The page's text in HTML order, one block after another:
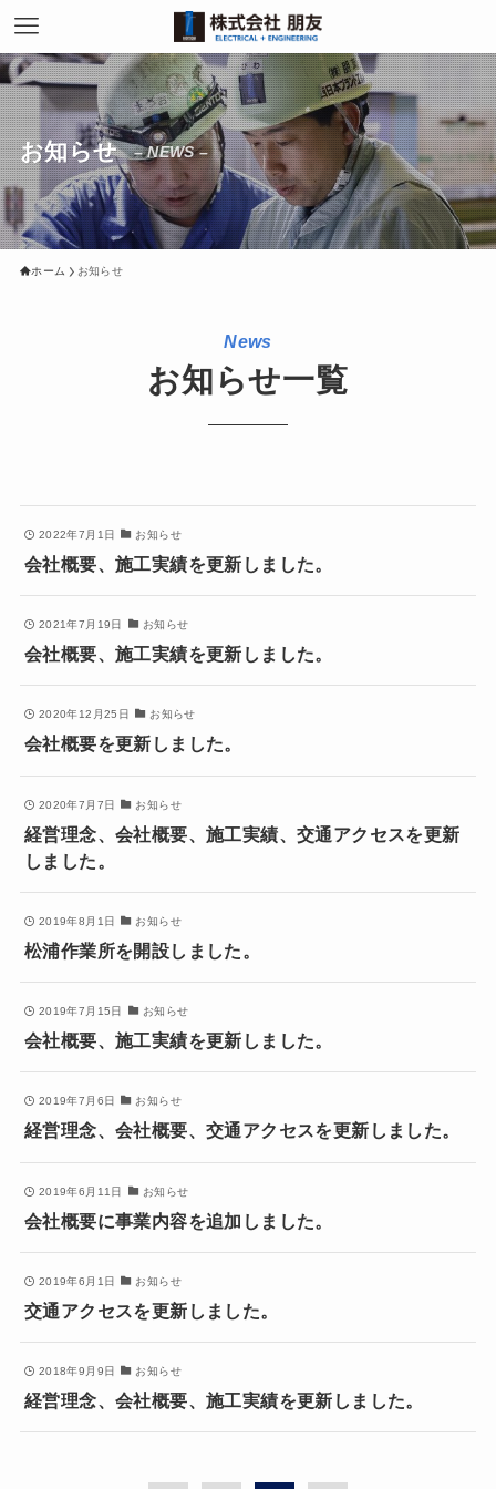
お知らせ – NEWS –
ホーム お知らせ
News
お知らせ一覧
2022年7月1日 お知らせ
会社概要、施工実績を更新しました。
2021年7月19日 お知らせ
会社概要、施工実績を更新しました。
2020年12月25日 お知らせ
会社概要を更新しました。
2020年7月7日 お知らせ
経営理念、会社概要、施工実績、交通アクセスを更新
しました。
2019年8月1日 お知らせ
松浦作業所を開設しました。
2019年7月15日 お知らせ
会社概要、施工実績を更新しました。
2019年7月6日 お知らせ
経営理念、会社概要、交通アクセスを更新しました。
2019年6月11日 お知らせ
会社概要に事業内容を追加しました。
2019年6月1日 お知らせ
交通アクセスを更新しました。
2018年9月9日 お知らせ
経営理念、会社概要、施工実績を更新しました。